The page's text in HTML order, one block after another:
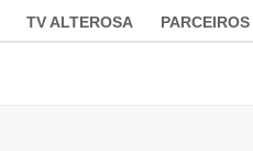
TV ALTEROSA PARCEIROS